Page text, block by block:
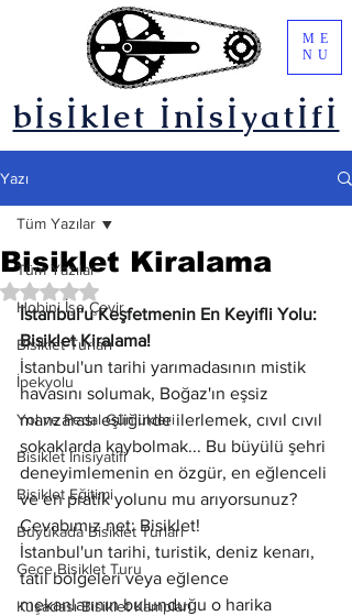
bİsİklet İnİsİyatİfİ
ME
NU
Yazı
Tüm Yazılar
Hobini İşe Çevir
Bisiklet Turları
İpekyolu
Yol ve Pedal Günlükleri
Bisiklet İnisiyatifi
Bisiklet Eğitimi
Büyükada Bisiklet Turları
Gece Bisiklet Turu
Kuşadası Bisiklet Kampları
Tüm Yazılar
Bisiklet Kiralama
5 üzerinden NaN yıldız
İstanbul'u Keşfetmenin En Keyifli Yolu:
Bisiklet Kiralama!
İstanbul'un tarihi yarımadasının mistik
havasını solumak, Boğaz'ın eşsiz
manzarası eşliğinde ilerlemek, cıvıl cıvıl
sokaklarda kaybolmak... Bu büyülü şehri
deneyimlemenin en özgür, en eğlenceli
ve en pratik yolunu mu arıyorsunuz?
Cevabımız net: Bisiklet!
İstanbul'un tarihi, turistik, deniz kenarı,
tatil bölgeleri veya eğlence
mekanlarının bulunduğu o harika